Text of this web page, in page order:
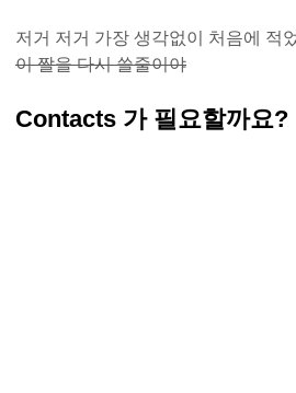
저거 저거 가장 생각없이 처음에 적
이 짤을 다시 쓸줄이야
Contacts 가 필요할까요?